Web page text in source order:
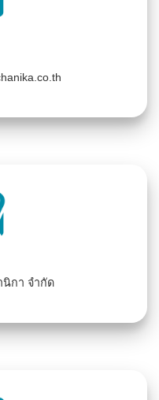
นิกา จำกัด